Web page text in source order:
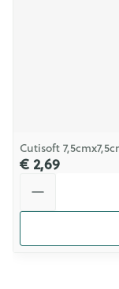
Cutisoft
€ 2,69